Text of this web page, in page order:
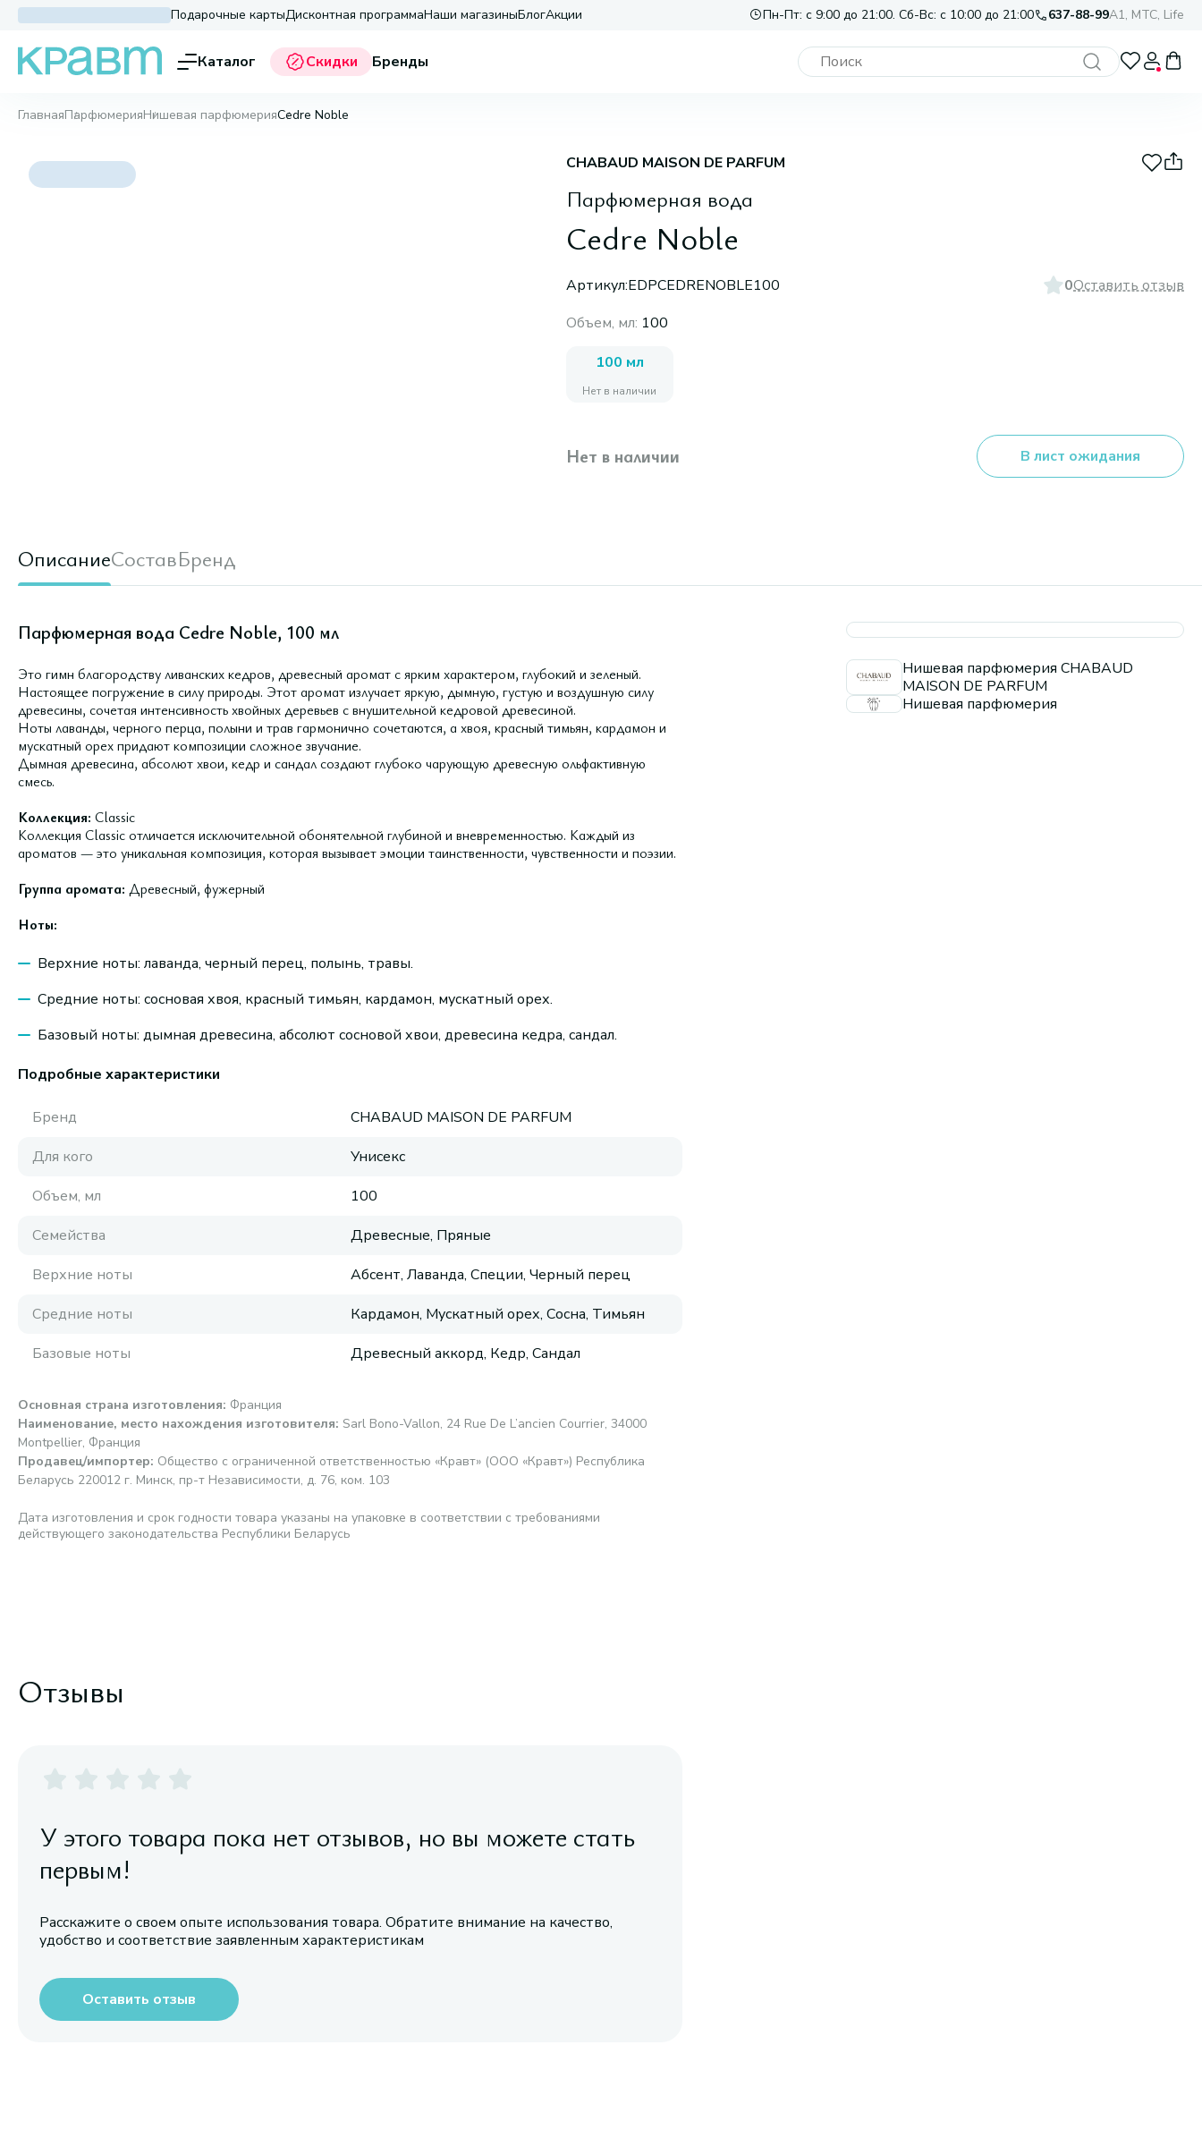
Подарочные картыДисконтная программаНаши магазиныБлогАкции Пн-Пт: с 9:00 до 21:00. Сб-Вс: с 10:00 до 21:00 637-88-99A1, МТС, Life
Каталог Скидки Бренды
ГлавнаяПарфюмерияНишевая парфюмерияCedre Noble
CHABAUD MAISON DE PARFUM
Парфюмерная вода
Cedre Noble
Артикул:EDPCEDRENOBLE100 0Оставить отзыв
Объем, мл: 100
100 мл
Нет в наличии
Нет в наличии В лист ожидания
ОписаниеСоставБренд
Парфюмерная вода Cedre Noble, 100 мл
Это гимн благородству ливанских кедров, древесный аромат с ярким характером, глубокий и зеленый.
Настоящее погружение в силу природы. Этот аромат излучает яркую, дымную, густую и воздушную силу
древесины, сочетая интенсивность хвойных деревьев с внушительной кедровой древесиной.
Ноты лаванды, черного перца, полыни и трав гармонично сочетаются, а хвоя, красный тимьян, кардамон и
мускатный орех придают композиции сложное звучание.
Дымная древесина, абсолют хвои, кедр и сандал создают глубоко чарующую древесную ольфактивную
смесь.
Коллекция: Classic
Коллекция Classic отличается исключительной обонятельной глубиной и вневременностью. Каждый из
ароматов — это уникальная композиция, которая вызывает эмоции таинственности, чувственности и поэзии.
Группа аромата: Древесный, фужерный
Ноты:
Верхние ноты: лаванда, черный перец, полынь, травы.
Средние ноты: сосновая хвоя, красный тимьян, кардамон, мускатный орех.
Базовый ноты: дымная древесина, абсолют сосновой хвои, древесина кедра, сандал.
Подробные характеристики
Бренд
CHABAUD MAISON DE PARFUM
Для кого
Унисекс
Объем, мл
100
Семейства
Древесные, Пряные
Верхние ноты
Абсент, Лаванда, Специи, Черный перец
Средние ноты
Кардамон, Мускатный орех, Сосна, Тимьян
Базовые ноты
Древесный аккорд, Кедр, Сандал
Основная страна изготовления: Франция
Наименование, место нахождения изготовителя: Sarl Bono-Vallon, 24 Rue De L’ancien Courrier, 34000
Montpellier, Франция
Продавец/импортер: Общество с ограниченной ответственностью «Кравт» (ООО «Кравт») Республика
Беларусь 220012 г. Минск, пр-т Независимости, д. 76, ком. 103
Дата изготовления и срок годности товара указаны на упаковке в соответствии с требованиями
действующего законодательства Республики Беларусь
Нишевая парфюмерия CHABAUD
MAISON DE PARFUM
Нишевая парфюмерия
Отзывы
У этого товара пока нет отзывов, но вы можете стать
первым!
Расскажите о своем опыте использования товара. Обратите внимание на качество,
удобство и соответствие заявленным характеристикам
Оставить отзыв